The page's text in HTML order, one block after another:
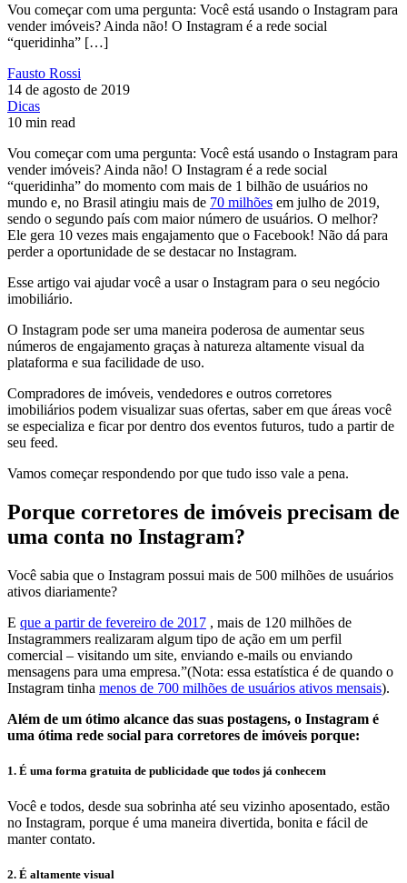
Vou começar com uma pergunta: Você está usando o Instagram para
vender imóveis? Ainda não! O Instagram é a rede social
“queridinha” […]
Fausto Rossi
14 de agosto de 2019
Dicas
10 min read
Vou começar com uma pergunta: Você está usando o Instagram para
vender imóveis? Ainda não! O Instagram é a rede social
“queridinha” do momento com mais de 1 bilhão de usuários no
mundo e, no Brasil atingiu mais de 70 milhões em julho de 2019,
sendo o segundo país com maior número de usuários. O melhor?
Ele gera 10 vezes mais engajamento que o Facebook! Não dá para
perder a oportunidade de se destacar no Instagram.
Esse artigo vai ajudar você a usar o Instagram para o seu negócio
imobiliário.
O Instagram pode ser uma maneira poderosa de aumentar seus
números de engajamento graças à natureza altamente visual da
plataforma e sua facilidade de uso.
Compradores de imóveis, vendedores e outros corretores
imobiliários podem visualizar suas ofertas, saber em que áreas você
se especializa e ficar por dentro dos eventos futuros, tudo a partir de
seu feed.
Vamos começar respondendo por que tudo isso vale a pena.
Porque corretores de imóveis precisam de
uma conta no Instagram?
Você sabia que o Instagram possui mais de 500 milhões de usuários
ativos diariamente?
E que a partir de fevereiro de 2017 , mais de 120 milhões de
Instagrammers realizaram algum tipo de ação em um perfil
comercial – visitando um site, enviando e-mails ou enviando
mensagens para uma empresa.”(Nota: essa estatística é de quando o
Instagram tinha menos de 700 milhões de usuários ativos mensais).
Além de um ótimo alcance das suas postagens, o Instagram é
uma ótima rede social para corretores de imóveis porque:
1. É uma forma gratuita de publicidade que todos já conhecem
Você e todos, desde sua sobrinha até seu vizinho aposentado, estão
no Instagram, porque é uma maneira divertida, bonita e fácil de
manter contato.
2. É altamente visual